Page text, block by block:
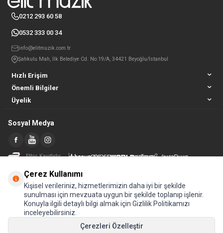
Hızlı Erişim
Önemli Bilgiler
Üyelik
0212 293 60 58
0532 333 00 34
info@elitmuzik.com.tr
Şahkulu Mah, İlk Belediye Cd. No:19/A, 34421 Beyoğlu/İstanbul
Sosyal Medya
Etbis Kayıtlıdır
Çerez Kullanımı
Kişisel verileriniz, hizmetlerimizin daha iyi bir şekilde
sunulması için mevzuata uygun bir şekilde toplanıp işlenir.
Konuyla ilgili detaylı bilgi almak için Gizlilik Politikamızı
inceleyebilirsiniz.
Çerezleri Özelleştir